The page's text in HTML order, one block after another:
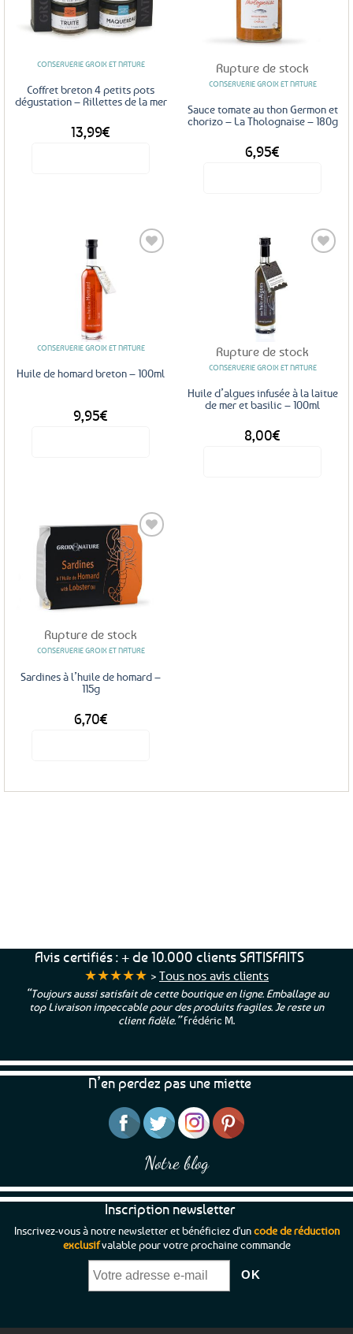
Ajouter
aux
favoris
CONSERVERIE GROIX ET NATURE
Coffret breton 4 petits pots
dégustation – Rillettes de la mer
13,99€
Rupture de stock
CONSERVERIE GROIX ET NATURE
Sauce tomate au thon Germon et
chorizo – La Tholognaise – 180g
6,95€
CONSERVERIE GROIX ET NATURE
Huile de homard breton – 100ml
9,95€
Rupture de stock
CONSERVERIE GROIX ET NATURE
Huile d’algues infusée à la laitue
de mer et basilic – 100ml
8,00€
Ajouter
aux
favoris
Rupture de stock
CONSERVERIE GROIX ET NATURE
Sardines à l’huile de homard –
115g
6,70€
Avis certifiés : + de 10.000 clients SATISFAITS
★★★★★ > Tous nos avis clients
“Toujours aussi satisfait de cette boutique en ligne. Emballage au
top Livraison impeccable pour des produits fragiles. Je reste un
client fidèle.”Frédéric M.
N’en perdez pas une miette
Notre blog
Inscription newsletter
Inscrivez-vous à notre newsletter et bénéficiez d'uncode de réduction
exclusifvalable pour votre prochaine commande